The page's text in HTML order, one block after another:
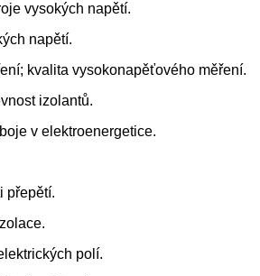
vysokých napětí.
napětí.
kvalita vysokonapěťového měření.
izolantů.
v elektroenergetice.
přepětí.
polí.